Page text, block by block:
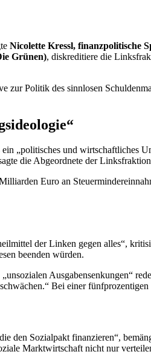
Nicolette Kressl, finanzpolitische
Grünen), diskreditiere die
zur Politik des sinnlosen
„politisches und wirtschaftliches
die Abgeordnete der
Euro an
der Linken gegen alles“,
beenden würden.
Ausgabensenkungen“
Bei einer
den Sozialpakt finanzieren“,
Marktwirtschaft nicht nur